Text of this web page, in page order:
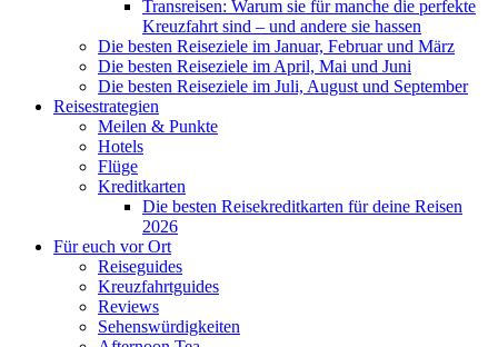
Transreisen: Warum sie für manche die perfekte
Kreuzfahrt sind – und andere sie hassen
Die besten Reiseziele im Januar, Februar und März
Die besten Reiseziele im April, Mai und Juni
Die besten Reiseziele im Juli, August und September
Reisestrategien
Meilen & Punkte
Hotels
Flüge
Kreditkarten
Die besten Reisekreditkarten für deine Reisen
2026
Für euch vor Ort
Reiseguides
Kreuzfahrtguides
Reviews
Sehenswürdigkeiten